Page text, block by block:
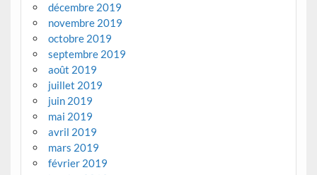
décembre 2019
novembre 2019
octobre 2019
septembre 2019
août 2019
juillet 2019
juin 2019
mai 2019
avril 2019
mars 2019
février 2019